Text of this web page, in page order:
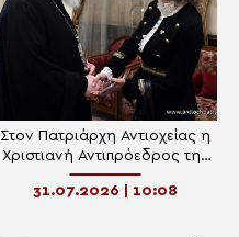
Στον Πατριάρχη Αντιοχείας η
Χριστιανή Αντιπρόεδρος της
Βουλής της Συρίας
31.07.2026 | 10:08